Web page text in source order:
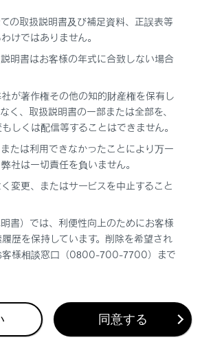
を検索する
ら目的地を設定する
るページ
の取扱説明書及び補足資料、正誤表等
けではありません。
明書はお客様の年式に合致しない場合
が著作権その他の知的財産権を保有し
く、取扱説明書の一部または全部を、
しくは配信等することはできません。
たは利用できなかったことにより万一
社は一切責任を負いません。
変更、またはサービスを中止すること
書）では、利便性向上のためにお客様
歴を保持しています。削除を希望され
客様相談窓口（0800-700-7700）まで
同意する